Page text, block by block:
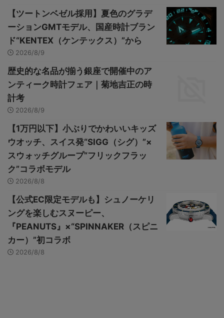
【ツートンベゼル採用】夏色のグラデ
ーションGMTモデル、国産時計ブラン
ド“KENTEX（ケンテックス）”から
2026/8/9
歴史的な名品が揃う銀座で開催中のア
ンティーク時計フェア｜菊地吉正の時
計考
2026/8/9
【1万円以下】小ぶりでかわいいキッズ
ウオッチ、スイス発“SIGG（シグ）”×
スウォッチグループ“フリックフラッ
ク”コラボモデル
2026/8/8
【公式EC限定モデルも】シュノーケリ
ングを楽しむスヌーピー、
『PEANUTS』×“SPINNAKER（スピニ
カー）”初コラボ
2026/8/8